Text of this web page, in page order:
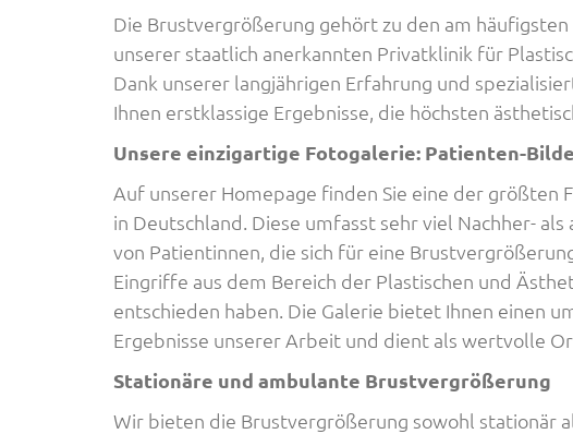
Die Brustvergrößerung gehört zu den am
unserer staatlich anerkannten Privatklinik für
Dank unserer langjährigen Erfahrung und
Ihnen erstklassige Ergebnisse, die höchsten
Unsere einzigartige Fotogalerie: Patienten-
Auf unserer Homepage finden Sie eine der größten
in Deutschland. Diese umfasst sehr viel Nachher-
von Patientinnen, die sich für eine
Eingriffe aus dem Bereich der Plastischen und
entschieden haben. Die Galerie bietet Ihnen einen
Ergebnisse unserer Arbeit und dient als wertvolle
Stationäre und ambulante Brustvergrößerung
Wir bieten die Brustvergrößerung sowohl stationär